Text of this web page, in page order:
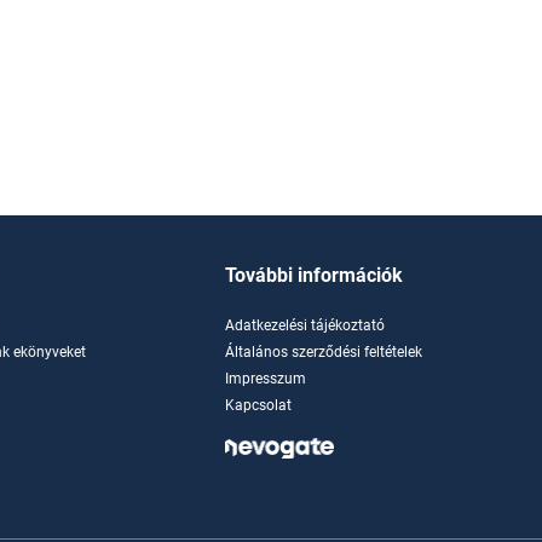
ekönyveket
További információk
Adatkezelési tájékoztató
Általános szerződési feltételek
Impresszum
Kapcsolat